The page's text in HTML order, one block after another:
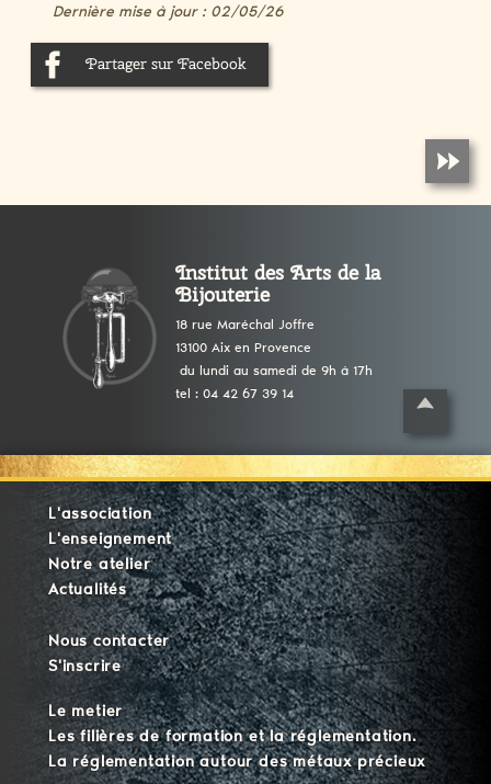
Dernière mise à jour : 02/05/26
Partager sur Facebook
Institut des Arts de la
Bijouterie
18 rue Maréchal Joffre
13100 Aix en Provence
du lundi au samedi de 9h à 17h
tel : 04 42 67 39 14
L'association
L'enseignement
Notre atelier
Actualités
Nous contacter
S'inscrire
Le metier
Les filières de formation et la réglementation.
La réglementation autour des métaux précieux